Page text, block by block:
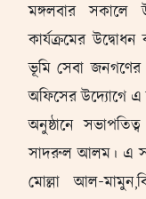
মঙ্গলবার
কার্যক্রমের
ভূমি সেবা
অফিসের উদ্যোগে এ
অনুষ্ঠানে
সাদরুল আলম। এ
মোল্লা আল-